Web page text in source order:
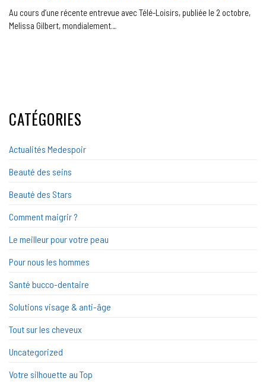
Au cours d’une récente entrevue avec Télé-Loisirs, publiée le 2 octobre,
Melissa Gilbert, mondialement…
CATÉGORIES
Actualités Medespoir
Beauté des seins
Beauté des Stars
Comment maigrir ?
Le meilleur pour votre peau
Pour nous les hommes
Santé bucco-dentaire
Solutions visage & anti-âge
Tout sur les cheveux
Uncategorized
Votre silhouette au Top